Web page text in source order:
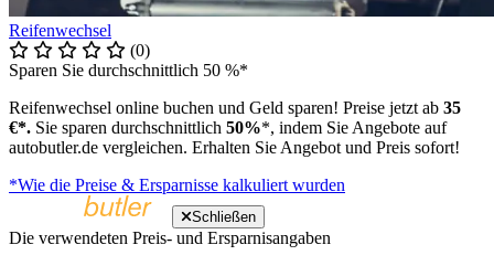
Reifenwechsel
(0)
Sparen Sie durchschnittlich 50 %*
Reifenwechsel online buchen und Geld sparen! Preise jetzt ab 35
€*. Sie sparen durchschnittlich 50%*, indem Sie Angebote auf
autobutler.de vergleichen. Erhalten Sie Angebot und Preis sofort!
*Wie die Preise & Ersparnisse kalkuliert wurden
Schließen
Die verwendeten Preis- und Ersparnisangaben